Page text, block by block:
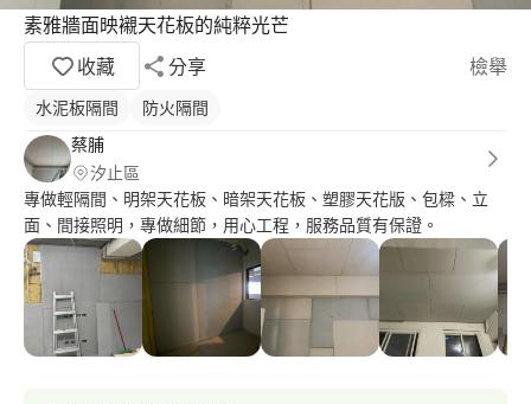
素雅牆面映襯天花板的純粹光芒
收藏
分享 檢舉
水泥板隔間
防火隔間
蔡脯
汐止區
專做輕隔間、明架天花板、暗架天花板、塑膠天花版、包樑、立
面、間接照明，專做細節，用心工程，服務品質有保證。